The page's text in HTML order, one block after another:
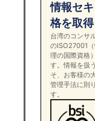
情報セ
格を取
台湾のコンサ
のISO27001
理の国際資格
す。情報を扱
そ、お客様の
管理手法に則
す。